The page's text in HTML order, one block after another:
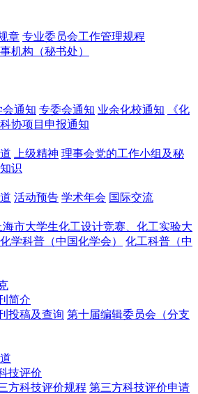
章 专业委员会工作管理规程
机构（秘书处）
会通知 专委会通知 业余化校通知
《化
协项目申报通知
上级精神 理事会党的工作小组及秘
识
活动预告 学术年会 国际交流
海市大学生化工设计竞赛、化工实验大
化学科普（中国化学会）
化工科普（中
简介
投稿及查询 第十届编辑委员会（分支
技评价
方科技评价规程 第三方科技评价申请